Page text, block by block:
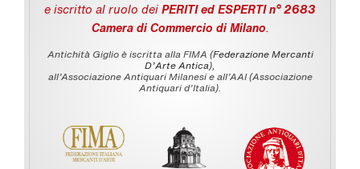
e iscritto al ruolo dei PERITI ed ESPERTI n° 2683
Camera di Commercio di Milano.
Antichità Giglio è iscritta alla FIMA (Federazione Mercanti
D'Arte Antica),
all’Associazione Antiquari Milanesi e all’AAI (Associazione
Antiquari d’Italia).